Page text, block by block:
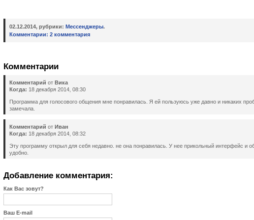
02.12.2014, рубрики: Мессенджеры.
Комментарии: 2 комментария
Комментарии
Комментарий от Вика
Когда: 18 декабря 2014, 08:30
Программа для голосового общения мне понравилась. Я ей пользуюсь уже давно и никаких
замечала.
Комментарий от Иван
Когда: 18 декабря 2014, 08:32
Эту программу открыл для себя недавно. не она понравилась. У нее прикольный интерфейс и
удобно.
Добавление комментария:
Как Вас зовут?
Ваш E-mail